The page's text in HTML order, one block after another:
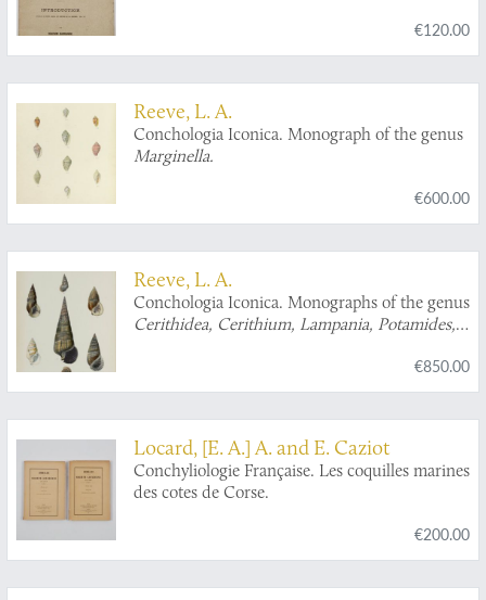
€120.00
Reeve, L. A.
Conchologia Iconica. Monograph of the genus
Marginella.
€600.00
Reeve, L. A.
Conchologia Iconica. Monographs of the genus
Cerithidea, Cerithium, Lampania, Potamides,
€850.00
Locard, [E. A.] A. and E. Caziot
Conchyliologie Française. Les coquilles marines
des cotes de Corse.
€200.00